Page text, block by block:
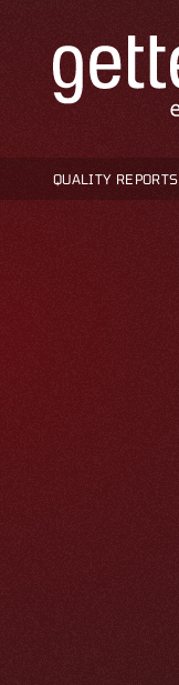
QUALITY REPORTS